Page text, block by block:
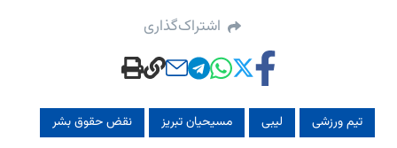
اشتراک‌گذاری
تیم ورزشی لیبی مسیحیان تبریز نقض حقوق بشر